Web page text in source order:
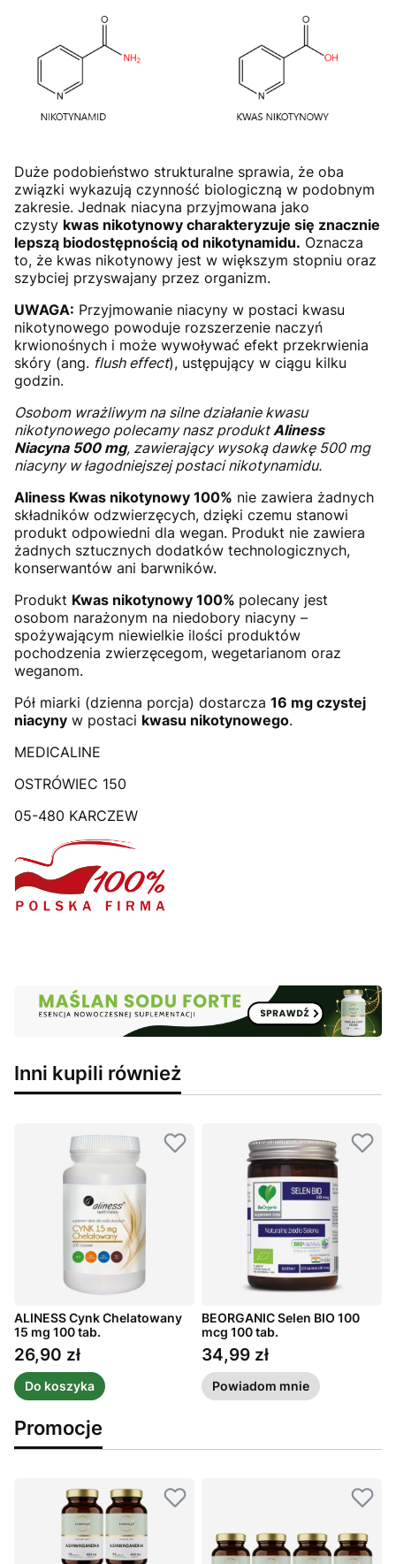
Duże podobieństwo strukturalne sprawia, że oba
związki wykazują czynność biologiczną w podobnym
zakresie. Jednak niacyna przyjmowana jako
czysty kwas nikotynowy charakteryzuje się znacznie
lepszą biodostępnością od nikotynamidu. Oznacza
to, że kwas nikotynowy jest w większym stopniu oraz
szybciej przyswajany przez organizm.
UWAGA: Przyjmowanie niacyny w postaci kwasu
nikotynowego powoduje rozszerzenie naczyń
krwionośnych i może wywoływać efekt przekrwienia
skóry (ang. flush effect), ustępujący w ciągu kilku
godzin.
Osobom wrażliwym na silne działanie kwasu
nikotynowego polecamy nasz produktAliness
Niacyna 500 mg, zawierający wysoką dawkę 500 mg
niacyny w łagodniejszej postaci nikotynamidu.
Aliness Kwas nikotynowy 100% nie zawiera żadnych
składników odzwierzęcych, dzięki czemu stanowi
produkt odpowiedni dla wegan. Produkt nie zawiera
żadnych sztucznych dodatków technologicznych,
konserwantów ani barwników.
Produkt Kwas nikotynowy 100% polecany jest
osobom narażonym na niedobory niacyny –
spożywającym niewielkie ilości produktów
pochodzenia zwierzęcegom, wegetarianom oraz
weganom.
Pół miarki (dzienna porcja) dostarcza 16 mg czystej
niacyny w postaci kwasu nikotynowego.
MEDICALINE
OSTRÓWIEC 150
05-480 KARCZEW
Inni kupili również
ALINESS Cynk Chelatowany
15 mg 100 tab.
Cena
26,90 zł
Do koszyka
BEORGANIC Selen BIO 100
mcg 100 tab.
Cena
34,99 zł
Powiadom mnie
Promocje